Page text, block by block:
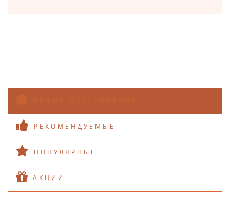
РЕКОМЕНДУЕМЫЕ
ПОПУЛЯРНЫЕ
АКЦИИ